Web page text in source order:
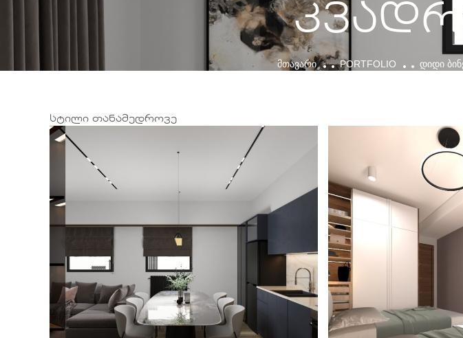
ᲛᲗᲐᲕᲐᲠᲘ PORTFOLIO ᲓᲘᲓᲘ
სტილი თანამედროვე